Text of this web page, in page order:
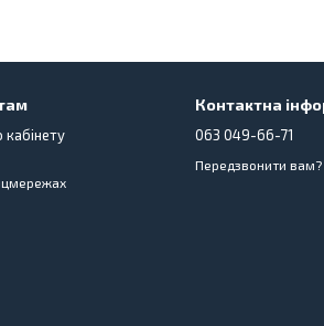
кабінету
Контактна
063 049-66-71
Передзвонити вам?